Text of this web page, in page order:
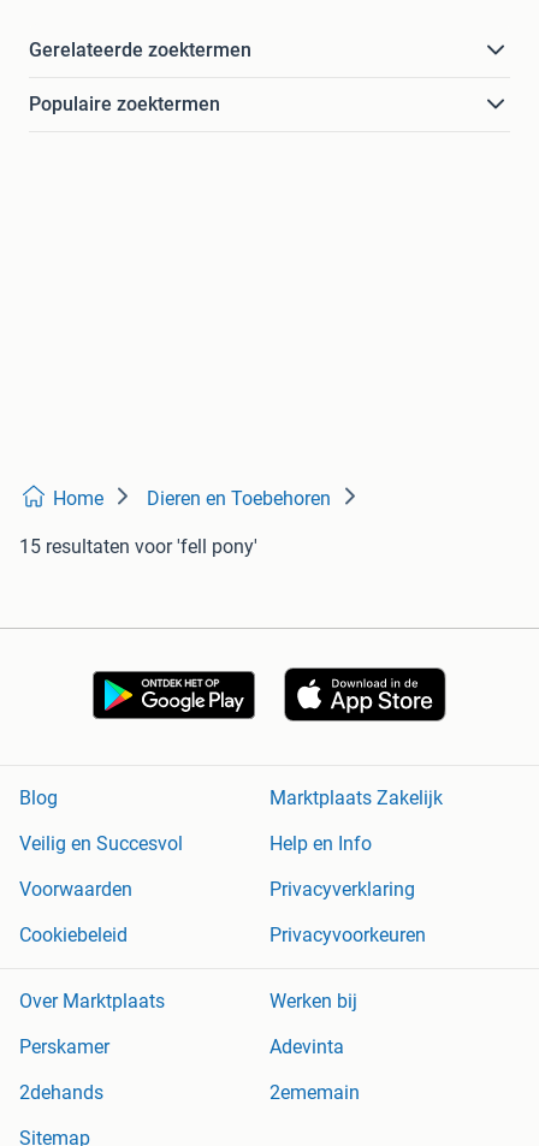
Gerelateerde zoektermen
Populaire zoektermen
Home Dieren en Toebehoren
15 resultaten voor 'fell pony'
Blog
Marktplaats Zakelijk
Veilig en Succesvol
Help en Info
Voorwaarden
Privacyverklaring
Cookiebeleid
Privacyvoorkeuren
Over Marktplaats
Werken bij
Perskamer
Adevinta
2dehands
2ememain
Sitemap